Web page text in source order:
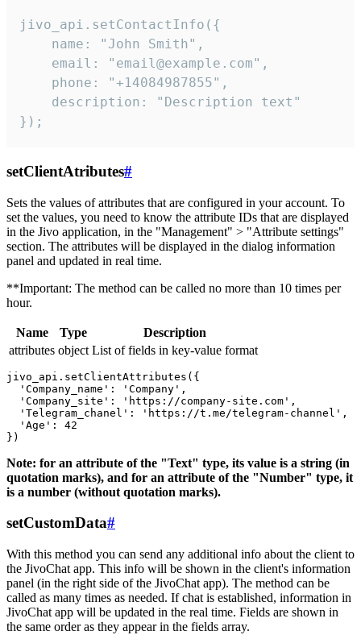
jivo_api.setContactInfo({
    name: "John Smith",
    email: "email@example.com",
    phone: "+14084987855",
    description: "Description text"
});
setClientAtributes#
Sets the values ​​of attributes that are configured in your account. To
set the values, you need to know the attribute IDs that are displayed
in the Jivo application, in the "Management" > "Attribute settings"
section. The attributes will be displayed in the dialog information
panel and updated in real time.
**Important: The method can be called no more than 10 times per
hour.
Name Type
Description
attributes object List of fields in key-value format
jivo_api.setClientAttributes({
  'Company_name': 'Company',
  'Company_site': 'https://company-site.com',
  'Telegram_chanel': 'https://t.me/telegram-channel',
  'Age': 42
Note: for an attribute of the "Text" type, its value is a string (in
quotation marks), and for an attribute of the "Number" type, it
is a number (without quotation marks).
setCustomData#
With this method you can send any additional info about the client to
the JivoChat app. This info will be shown in the client's information
panel (in the right side of the JivoChat app). The method can be
called as many times as needed. If chat is established, information in
JivoChat app will be updated in the real time. Fields are shown in
the same order as they appear in the fields array.